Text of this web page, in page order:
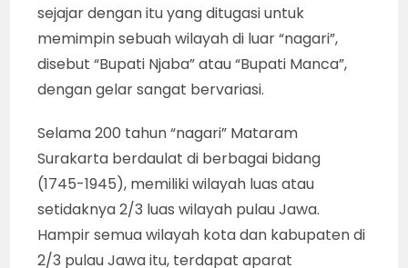
sejajar dengan itu yang ditugasi untuk
memimpin sebuah wilayah di luar “nagari”,
disebut “Bupati Njaba” atau “Bupati Manca”,
dengan gelar sangat bervariasi.
Selama 200 tahun “nagari” Mataram
Surakarta berdaulat di berbagai bidang
(1745-1945), memiliki wilayah luas atau
setidaknya 2/3 luas wilayah pulau Jawa.
Hampir semua wilayah kota dan kabupaten di
2/3 pulau Jawa itu, terdapat aparat